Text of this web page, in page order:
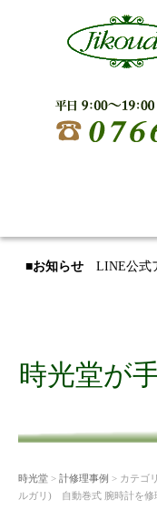
■お知らせ LINE公式
時光堂が
時光堂 > 計修理事例 > カテゴリ
ルガリ) 自動巻式 腕時計を修